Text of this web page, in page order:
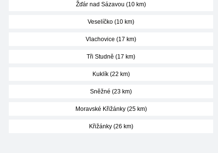
Žďár nad Sázavou (10 km)
Veselíčko (10 km)
Vlachovice (17 km)
Tři Studně (17 km)
Kuklík (22 km)
Sněžné (23 km)
Moravské Křižánky (25 km)
Křižánky (26 km)